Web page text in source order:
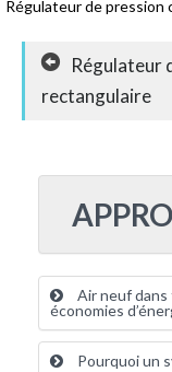
Régulateur de pression
Régulateur
rectangulaire
Air neuf
économies
Pourquoi un